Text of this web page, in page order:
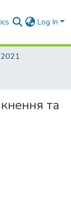
Log In
2021
та